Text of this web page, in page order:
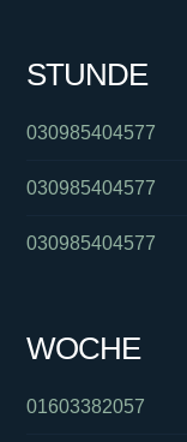
STUNDE
030985404577
030985404577
030985404577
WOCHE
01603382057